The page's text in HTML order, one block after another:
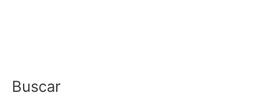
Buscar